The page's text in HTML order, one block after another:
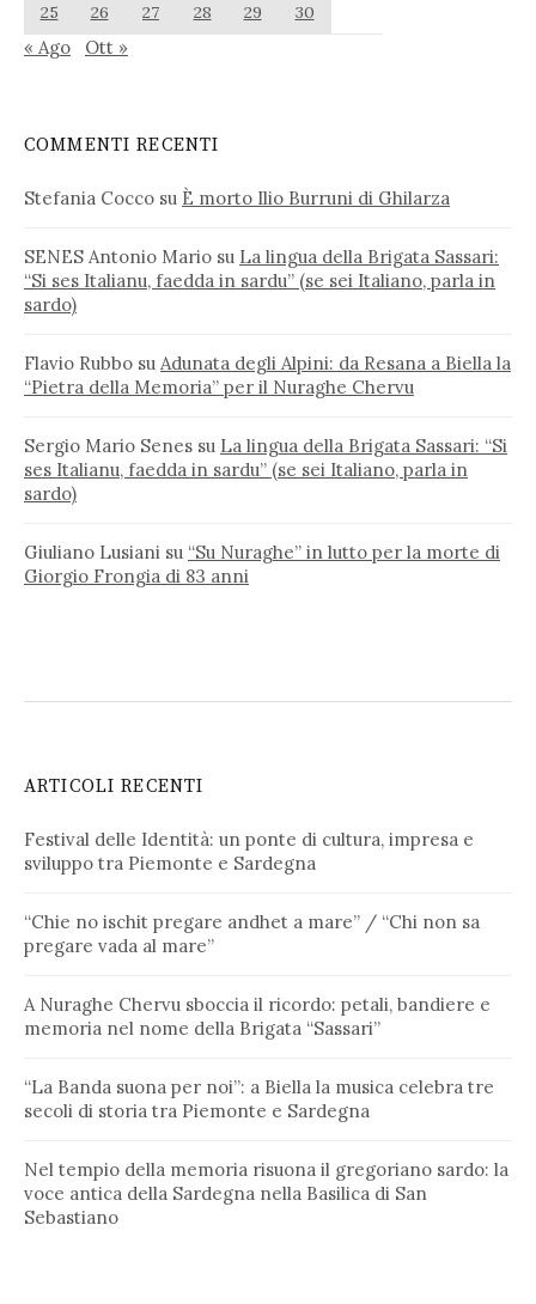
25
26 27 28 29 30
« Ago Ott »
COMMENTI RECENTI
Stefania Cocco su È morto Ilio Burruni di Ghilarza
SENES Antonio Mario su La lingua della Brigata Sassari:
“Si ses Italianu, faedda in sardu” (se sei Italiano, parla in
sardo)
Flavio Rubbo su Adunata degli Alpini: da Resana a Biella la
“Pietra della Memoria” per il Nuraghe Chervu
Sergio Mario Senes su La lingua della Brigata Sassari: “Si
ses Italianu, faedda in sardu” (se sei Italiano, parla in
sardo)
Giuliano Lusiani su “Su Nuraghe” in lutto per la morte di
Giorgio Frongia di 83 anni
ARTICOLI RECENTI
Festival delle Identità: un ponte di cultura, impresa e
sviluppo tra Piemonte e Sardegna
“Chie no ischit pregare andhet a mare” / “Chi non sa
pregare vada al mare”
A Nuraghe Chervu sboccia il ricordo: petali, bandiere e
memoria nel nome della Brigata “Sassari”
“La Banda suona per noi”: a Biella la musica celebra tre
secoli di storia tra Piemonte e Sardegna
Nel tempio della memoria risuona il gregoriano sardo: la
voce antica della Sardegna nella Basilica di San
Sebastiano